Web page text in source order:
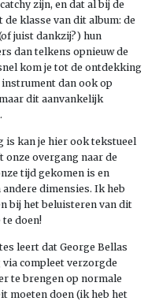
zijn, en dat al bij de
klasse van dit album: de
juist dankzij?) hun
dan telkens opnieuw de
kom je tot de ontdekking
dan ook op
dit aanvankelijk
is kan je hier ook tekstueel
overgang naar de
tijd gekomen is en
dimensies. Ik heb
bij het beluisteren van dit
doen!
leert dat George Bellas
compleet verzorgde
te brengen op normale
moeten doen (ik heb het